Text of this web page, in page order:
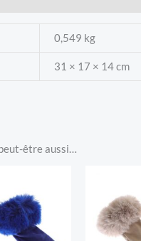
0,549 kg
31 × 17 × 14 cm
être aussi…